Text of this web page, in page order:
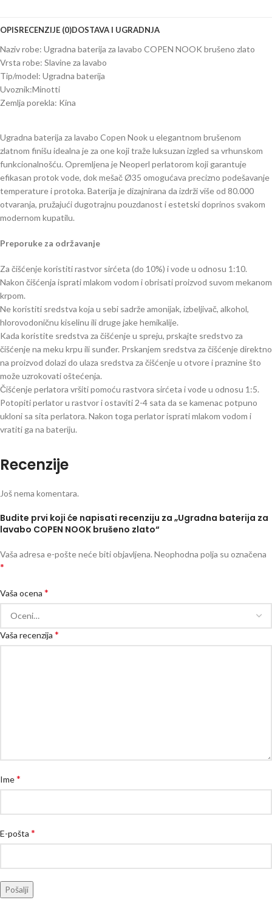
OPISRECENZIJE (0)DOSTAVA I UGRADNJA
Naziv robe: Ugradna baterija za lavabo COPEN NOOK brušeno zlato
Vrsta robe: Slavine za lavabo
Tip/model: Ugradna baterija
Uvoznik:Minotti
Zemlja porekla: Kina
Ugradna baterija za lavabo Copen Nook u elegantnom brušenom
zlatnom finišu idealna je za one koji traže luksuzan izgled sa vrhunskom
funkcionalnošću. Opremljena je Neoperl perlatorom koji garantuje
efikasan protok vode, dok mešač Ø35 omogućava precizno podešavanje
temperature i protoka. Baterija je dizajnirana da izdrži više od 80.000
otvaranja, pružajući dugotrajnu pouzdanost i estetski doprinos svakom
modernom kupatilu.
Preporuke za održavanje
Za čišćenje koristiti rastvor sirćeta (do 10%) i vode u odnosu 1:10.
Nakon čišćenja isprati mlakom vodom i obrisati proizvod suvom mekanom
krpom.
Ne koristiti sredstva koja u sebi sadrže amonijak, izbeljivač, alkohol,
hlorovodoničnu kiselinu ili druge jake hemikalije.
Kada koristite sredstva za čišćenje u spreju, prskajte sredstvo za
čišćenje na meku krpu ili sunđer. Prskanjem sredstva za čišćenje direktno
na proizvod dolazi do ulaza sredstva za čišćenje u otvore i praznine što
može uzrokovati oštećenja.
Čišćenje perlatora vršiti pomoću rastvora sirćeta i vode u odnosu 1:5.
Potopiti perlator u rastvor i ostaviti 2-4 sata da se kamenac potpuno
ukloni sa sita perlatora. Nakon toga perlator isprati mlakom vodom i
vratiti ga na bateriju.
Recenzije
Još nema komentara.
Budite prvi koji će napisati recenziju za „Ugradna baterija za
lavabo COPEN NOOK brušeno zlato“
Vaša adresa e-pošte neće biti objavljena.Neophodna polja su označena
*
Vaša ocena *
Vaša recenzija *
Ime*
E-pošta *